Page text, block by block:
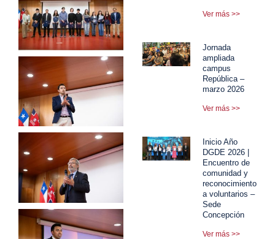
Ver más >>
Jornada
ampliada
campus
República –
marzo 2026
Ver más >>
Inicio Año
DGDE 2026 |
Encuentro de
comunidad y
reconocimiento
a voluntarios –
Sede
Concepción
Ver más >>